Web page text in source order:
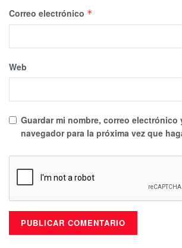
Correo electrónico *
Web
Guardar mi nombre, correo
navegador para la próxima vez que